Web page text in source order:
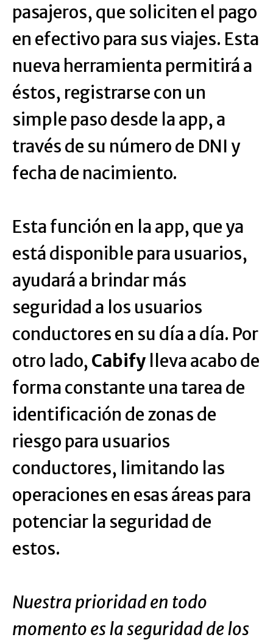
pasajeros, que soliciten el pago
en efectivo para sus viajes. Esta
nueva herramienta permitirá a
éstos, registrarse con un
simple paso desde la app, a
través de su número de DNI y
fecha de nacimiento.
Esta función en la app, que ya
está disponible para usuarios,
ayudará a brindar más
seguridad a los usuarios
conductores en su día a día. Por
otro lado,Cabify lleva acabo de
forma constante una tarea de
identificación de zonas de
riesgo para usuarios
conductores, limitando las
operaciones en esas áreas para
potenciar la seguridad de
estos.
Nuestra prioridad en todo
momento es la seguridad de los